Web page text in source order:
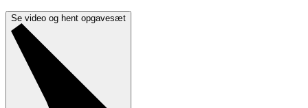
Se video og hent opgavesæt